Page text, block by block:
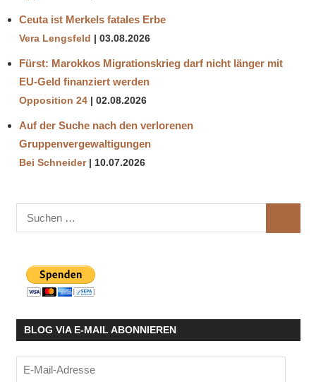
Ceuta ist Merkels fatales Erbe
Vera Lengsfeld 03.08.2026
Fürst: Marokkos Migrationskrieg darf nicht länger mit
EU-Geld finanziert werden
Opposition 24 02.08.2026
Auf der Suche nach den verlorenen
Gruppenvergewaltigungen
Bei Schneider 10.07.2026
Suchen
nach:
BLOG VIA E-MAIL ABONNIEREN
E-